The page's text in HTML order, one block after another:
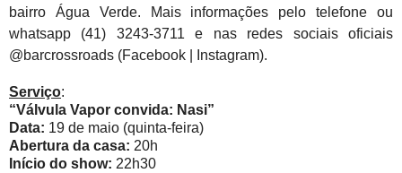
bairro Água Verde. Mais informações pelo telefone ou
whatsapp (41) 3243-3711 e nas redes sociais oficiais
@barcrossroads (Facebook | Instagram).
Serviço:
“Válvula Vapor convida: Nasi”
Data: 19 de maio (quinta-feira)
Abertura da casa: 20h
Início do show: 22h30